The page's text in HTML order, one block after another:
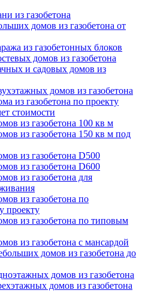
из газобетона
домов из газобетона от
из газобетонных блоков
домов из газобетона
и садовых домов из
домов из газобетона
из газобетона по проекту
стоимости
из газобетона 100 кв м
из газобетона 150 кв м под
из газобетона D500
из газобетона D600
из газобетона для
из газобетона по
проекту
из газобетона по типовым
из газобетона с мансардой
домов из газобетона до
домов из газобетона
домов из газобетона